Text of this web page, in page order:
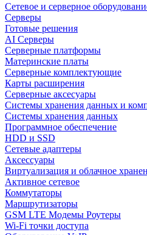
Сетевое и серверное
Cерверы
Готовые решения
AI Серверы
Серверные платформы
Материнские платы
Серверные комплектующие
Карты расширения
Серверные аксесуары
Системы хранения данных и
Системы хранения данных
Программное обеспечение
HDD и SSD
Сетевые адаптеры
Аксессуары
Виртуализация и облачное
Активное сетевое
Коммутаторы
Маршрутизаторы
GSM LTE Модемы Роутеры
Wi-Fi точки доступа